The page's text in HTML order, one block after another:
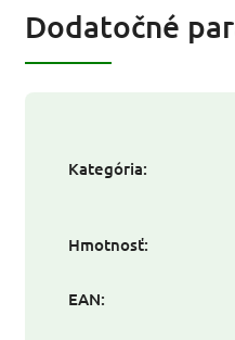
Dodatočné
Kategória:
Hmotnosť:
EAN: